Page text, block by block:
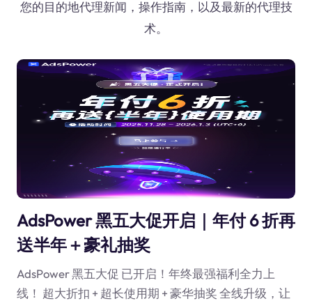
您的目的地代理新闻，操作指南，以及最新的代理技
术。
AdsPower 黑五大促开启｜年付 6 折再
送半年＋豪礼抽奖
AdsPower 黑五大促 已开启！年终最强福利全力上
线！ 超大折扣 + 超长使用期 + 豪华抽奖 全线升级，让